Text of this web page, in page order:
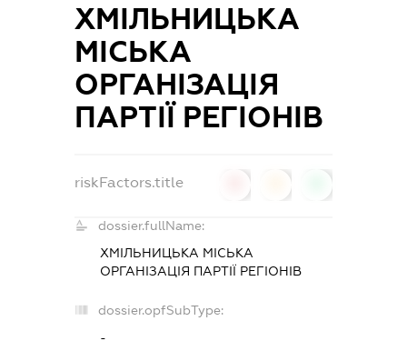
ХМІЛЬНИЦЬКА
МІСЬКА
ОРГАНІЗАЦІЯ
ПАРТІЇ РЕГІОНІВ
riskFactors.title
dossier.fullName:
ХМІЛЬНИЦЬКА МІСЬКА
ОРГАНІЗАЦІЯ ПАРТІЇ РЕГІОНІВ
dossier.opfSubType:
-